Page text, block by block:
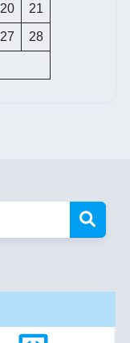
20 21
27 28